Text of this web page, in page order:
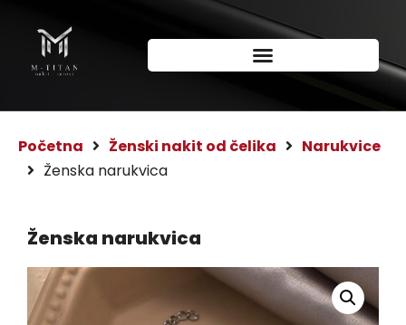
Početna Ženski nakit od čelika Narukvice
Ženska narukvica
Ženska narukvica